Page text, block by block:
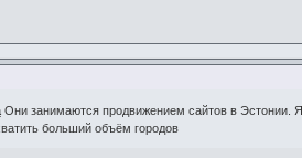
Они занимаются продвижением сайтов в Эстонии.
больший объём городов